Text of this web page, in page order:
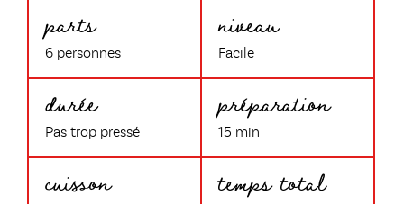
parts
6 personnes
niveau
Facile
durée
Pas trop pressé
préparation
15 min
cuisson temps total